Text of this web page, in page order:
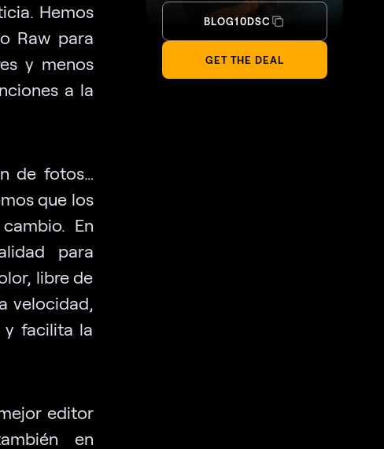
Hemos
Raw para
y menos
a la
de fotos…
que los
En
para
libre de
velocidad,
y facilita la
editor
en
BLOG10DSC
GET THE DEAL